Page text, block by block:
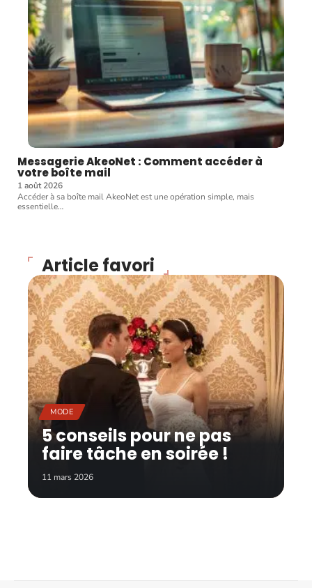
Messagerie AkeoNet : Comment accéder à
votre boîte mail
1 août 2026
Accéder à sa boîte mail AkeoNet est une opération simple, mais
essentielle…
Article favori
MODE
5 conseils pour ne pas
faire tâche en soirée !
11 mars 2026